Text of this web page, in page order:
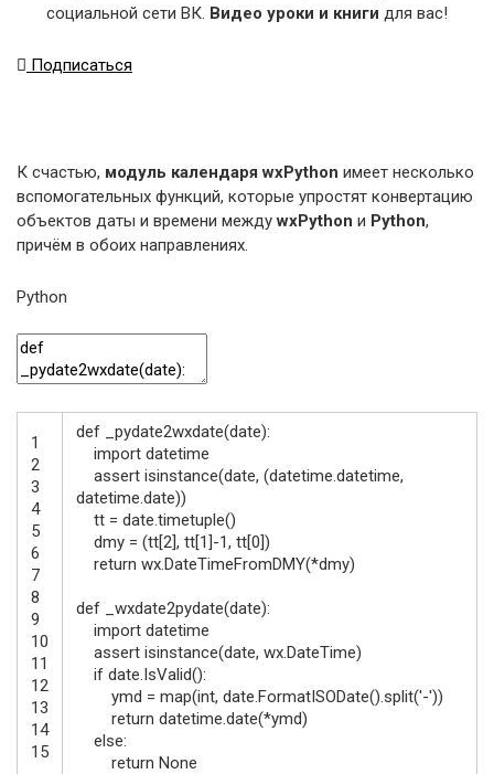
социальной сети ВК. Видео уроки и книги для вас!
Подписаться
К счастью, модуль календаря wxPython имеет несколько
вспомогательных функций, которые упростят конвертацию
объектов даты и времени междуwxPython и Python,
причём в обоих направлениях.
Python
1
2
3
4
5
6
7
8
9
10
11
12
13
14
15
def _pydate2wxdate(date):
import datetime
assert isinstance(date, (datetime datetime,
datetime date))
tt = date timetuple()
dmy = (tt[2], tt[1]-1, tt[0])
return wxDateTimeFromDMY(*dmy)
def _wxdate2pydate(date):
import datetime
assert isinstance(date, wxDateTime)
if date IsValid():
ymd = map(int, date FormatISODate() split('-'))
return datetime date(*ymd)
else:
return None